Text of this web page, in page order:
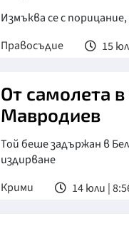
Измъква се с
Правосъдие
15
От самолета
Мавродиев
Той беше задържан в
издирване
Крими
14 юли |